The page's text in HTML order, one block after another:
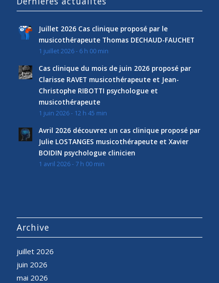
Juillet 2026 Cas clinique proposé par le
musicothérapeute Thomas DECHAUD-FAUCHET
1 juillet 2026 - 6 h 00 min
Cas clinique du mois de juin 2026 proposé par
Clarisse RAVET musicothérapeute et Jean-
Christophe RIBOTTI psychologue et
musicothérapeute
1 juin 2026 - 12 h 45 min
Avril 2026 découvrez un cas clinique proposé par
Julie LOSTANGES musicothérapeute et Xavier
BOIDIN psychologue clinicien
1 avril 2026 - 7 h 00 min
Archive
juillet 2026
juin 2026
mai 2026